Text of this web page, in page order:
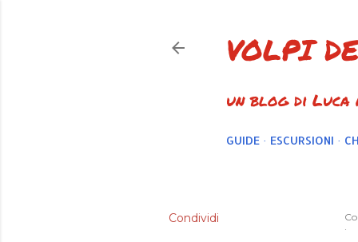
VOLPI
un blog di
GUIDE ESCURSIONI
Condividi